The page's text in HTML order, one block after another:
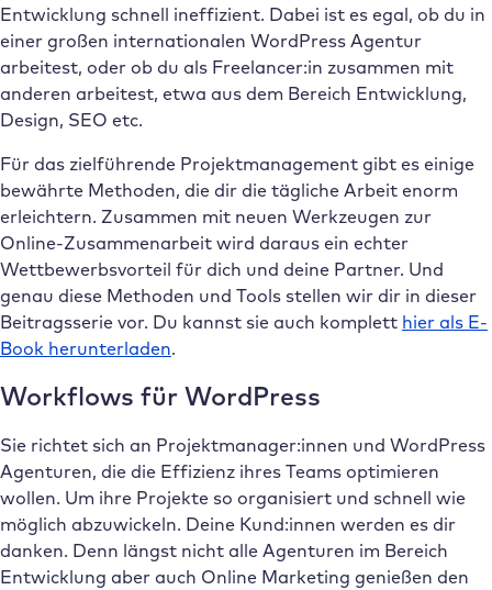
Entwicklung schnell ineffizient. Dabei ist es egal, ob du in
einer großen internationalen WordPress Agentur
arbeitest, oder ob du als Freelancer:in zusammen mit
anderen arbeitest, etwa aus dem Bereich Entwicklung,
Design, SEO etc.
Für das zielführende Projektmanagement gibt es einige
bewährte Methoden, die dir die tägliche Arbeit enorm
erleichtern. Zusammen mit neuen Werkzeugen zur
Online-Zusammenarbeit wird daraus ein echter
Wettbewerbsvorteil für dich und deine Partner. Und
genau diese Methoden und Tools stellen wir dir in dieser
Beitragsserie vor. Du kannst sie auch komplett hier als E-
Book herunterladen.
Workflows für WordPress
Sie richtet sich an Projektmanager:innen und WordPress
Agenturen, die die Effizienz ihres Teams optimieren
wollen. Um ihre Projekte so organisiert und schnell wie
möglich abzuwickeln. Deine Kund:innen werden es dir
danken. Denn längst nicht alle Agenturen im Bereich
Entwicklung aber auch Online Marketing genießen den